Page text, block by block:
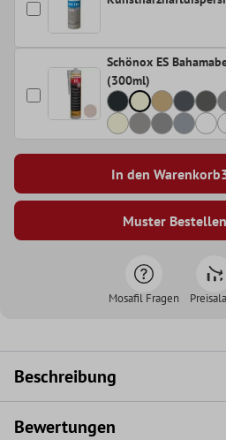
Schönox ES
(300ml)
In den Warenkorb
Muster
Mosafil Fragen
Beschreibung
Bewertungen